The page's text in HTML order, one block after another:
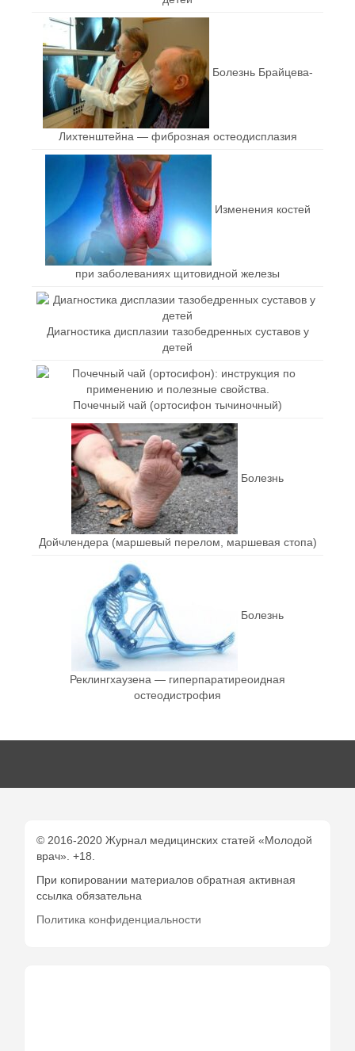
Болезнь Брайцева-
Лихтенштейна — фиброзная остеодисплазия
Изменения костей
при заболеваниях щитовидной железы
Диагностика дисплазии тазобедренных суставов у
детей
Почечный чай (ортосифон тычиночный)
Болезнь
Дойчлендера (маршевый перелом, маршевая стопа)
Болезнь
Реклингхаузена — гиперпаратиреоидная
остеодистрофия
© 2016-2020 Журнал медицинских статей «Молодой
врач». +18.
При копировании материалов обратная активная
ссылка обязательна
Политика конфиденциальности